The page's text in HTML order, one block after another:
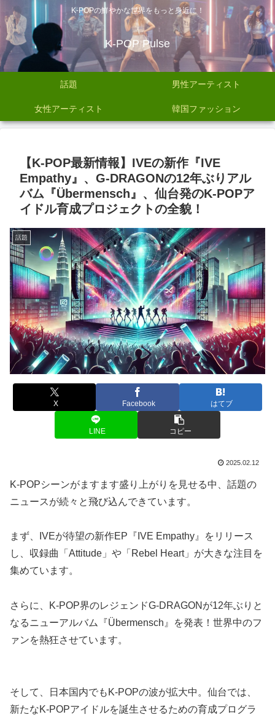
K-POPの鮮やかな世界をもっと身近に！
K-POP Pulse
話題 男性アーティスト
女性アーティスト 韓国ファッション
【K-POP最新情報】IVEの新作『IVE
Empathy』、G-DRAGONの12年ぶりアル
バム『Übermensch』、仙台発のK-POPア
イドル育成プロジェクトの全貌！
話題
X Facebook はてブ
LINE コピー
2025.02.12
K-POPシーンがますます盛り上がりを見せる中、話題の
ニュースが続々と飛び込んできています。
まず、IVEが待望の新作EP『IVE Empathy』をリリース
し、収録曲「Attitude」や「Rebel Heart」が大きな注目を
集めています。
さらに、K-POP界のレジェンドG-DRAGONが12年ぶりと
なるニューアルバム『Übermensch』を発表！世界中のフ
ァンを熱狂させています。
そして、日本国内でもK-POPの波が拡大中。仙台では、
新たなK-POPアイドルを誕生させるための育成プログラ